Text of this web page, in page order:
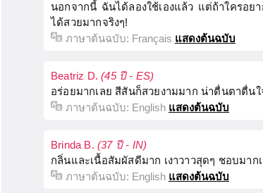
นอกจากนี้ ฉันได้ลองใช้เองแล้ว แต่ถ้าใครอ
ได้สวยมากจริงๆ!
ภาษาต้นฉบับ: Français แสดงต้นฉบับ
Beatriz D.(45 ปี - ES)
อร่อยมากเลย สีสันก็สวยงามมาก น่าตื่นตาตื่นใ
ภาษาต้นฉบับ: English แสดงต้นฉบับ
Brinda B. (37 ปี - IN)
กลิ่นและเนื้อสัมผัสดีมาก เงาวาวสุดๆ ชอบมา
ภาษาต้นฉบับ: English แสดงต้นฉบับ